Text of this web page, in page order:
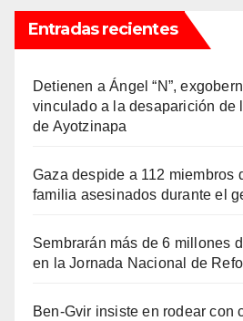
Entradas recientes
Detienen a Ángel “N”,
vinculado a la desaparición de
de Ayotzinapa
Gaza despide a 112 miembros
familia asesinados durante el
Sembrarán más de 6 millones
en la Jornada Nacional de
Ben-Gvir insiste en rodear con